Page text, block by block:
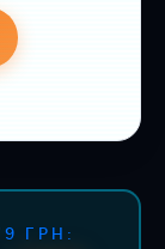
ГРН: